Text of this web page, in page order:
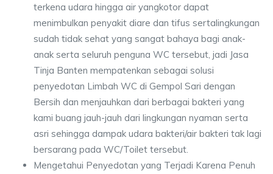
terkena udara hingga air yangkotor dapat
menimbulkan penyakit diare dan tifus sertalingkungan
sudah tidak sehat yang sangat bahaya bagi anak-
anak serta seluruh penguna WC tersebut, jadi Jasa
Tinja Banten mempatenkan sebagai solusi
penyedotan Limbah WC di Gempol Sari dengan
Bersih dan menjauhkan dari berbagai bakteri yang
kami buang jauh-jauh dari lingkungan nyaman serta
asri sehingga dampak udara bakteri/air bakteri tak lagi
bersarang pada WC/Toilet tersebut.
Mengetahui Penyedotan yang Terjadi Karena Penuh